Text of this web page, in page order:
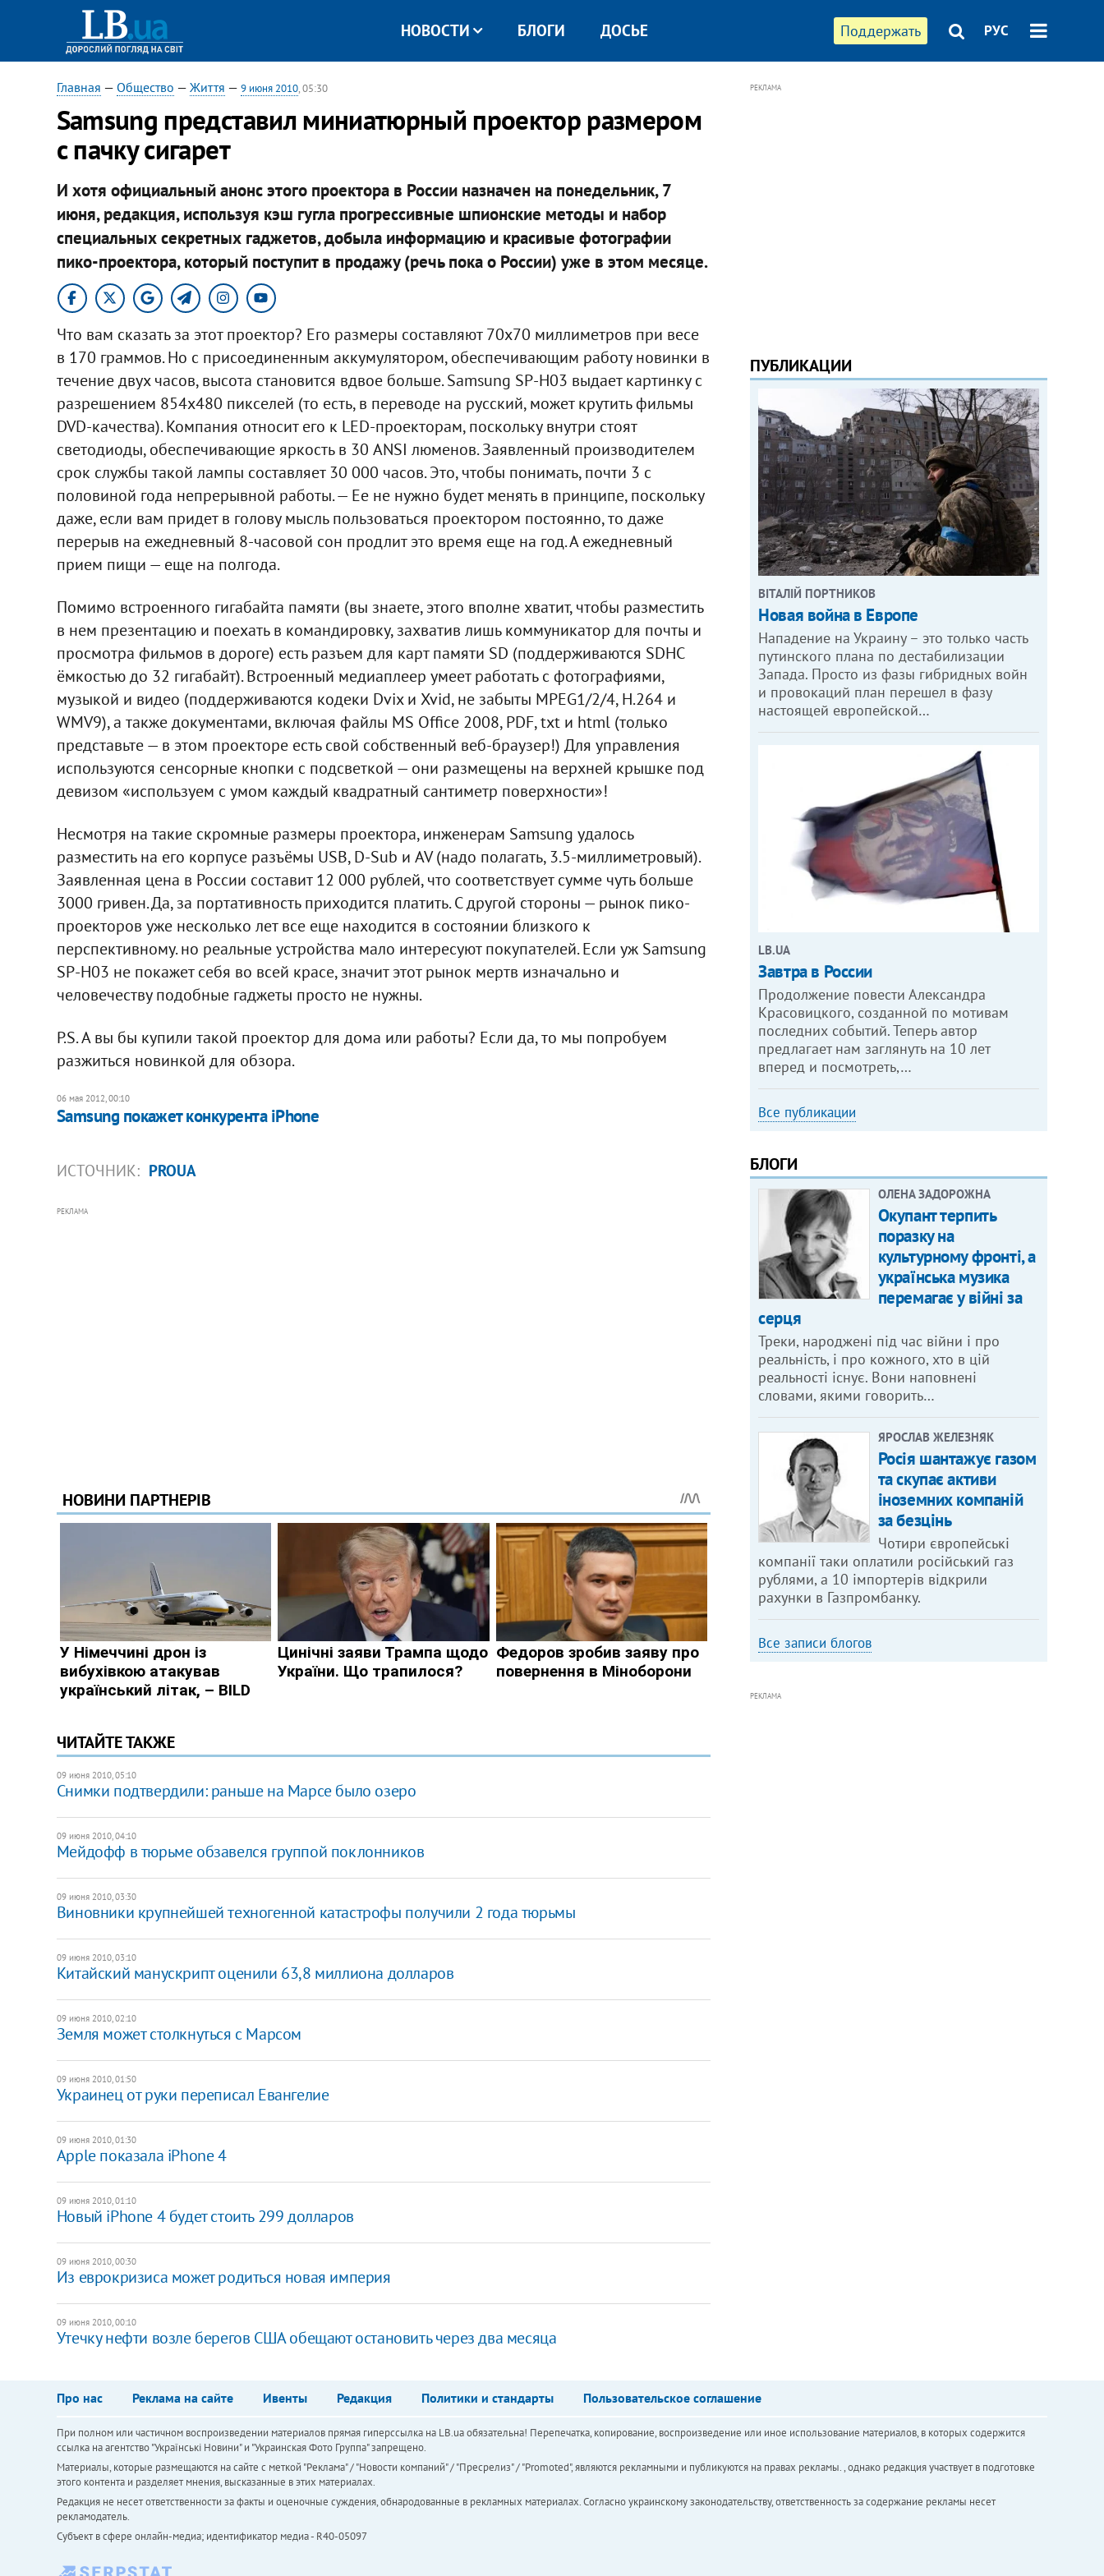
Поддержать РУС
НОВОСТИ БЛОГИ ДОСЬЕ
Главная — Общество — Життя — 9 июня 2010, 05:30
Samsung представил миниатюрный проектор размером
с пачку сигарет
И хотя официальный анонс этого проектора в России назначен на понедельник, 7
июня, редакция, используя кэш гугла прогрессивные шпионские методы и набор
специальных секретных гаджетов, добыла информацию и красивые фотографии
пико-проектора, который поступит в продажу (речь пока о России) уже в этом месяце.
Что вам сказать за этот проектор? Его размеры составляют 70х70 миллиметров при весе
в 170 граммов. Но с присоединенным аккумулятором, обеспечивающим работу новинки в
течение двух часов, высота становится вдвое больше. Samsung SP-H03 выдает картинку с
разрешением 854х480 пикселей (то есть, в переводе на русский, может крутить фильмы
DVD-качества). Компания относит его к LED-проекторам, поскольку внутри стоят
светодиоды, обеспечивающие яркость в 30 ANSI люменов. Заявленный производителем
срок службы такой лампы составляет 30 000 часов. Это, чтобы понимать, почти 3 с
половиной года непрерывной работы. — Ее не нужно будет менять в принципе, поскольку
даже, если вам придет в голову мысль пользоваться проектором постоянно, то даже
перерыв на ежедневный 8-часовой сон продлит это время еще на год. А ежедневный
прием пищи — еще на полгода.
Помимо встроенного гигабайта памяти (вы знаете, этого вполне хватит, чтобы разместить
в нем презентацию и поехать в командировку, захватив лишь коммуникатор для почты и
просмотра фильмов в дороге) есть разъем для карт памяти SD (поддерживаются SDHC
ёмкостью до 32 гигабайт). Встроенный медиаплеер умеет работать с фотографиями,
музыкой и видео (поддерживаются кодеки Dvix и Xvid, не забыты MPEG1/2/4, H.264 и
WMV9), а также документами, включая файлы MS Office 2008, PDF, txt и html (только
представьте — в этом проекторе есть свой собственный веб-браузер!) Для управления
используются сенсорные кнопки с подсветкой — они размещены на верхней крышке под
девизом «используем с умом каждый квадратный сантиметр поверхности»!
Несмотря на такие скромные размеры проектора, инженерам Samsung удалось
разместить на его корпусе разъёмы USB, D-Sub и AV (надо полагать, 3.5-миллиметровый).
Заявленная цена в России составит 12 000 рублей, что соответствует сумме чуть больше
3000 гривен. Да, за портативность приходится платить. С другой стороны — рынок пико-
проекторов уже несколько лет все еще находится в состоянии близкого к
перспективному. но реальные устройства мало интересуют покупателей. Если уж Samsung
SP-H03 не покажет себя во всей красе, значит этот рынок мертв изначально и
человечеству подобные гаджеты просто не нужны.
P.S. А вы бы купили такой проектор для дома или работы? Если да, то мы попробуем
разжиться новинкой для обзора.
06 мая 2012, 00:10
Samsung покажет конкурента iPhone
ИСТОЧНИК: PROUA
РЕКЛАМА
ЧИТАЙТЕ ТАКЖЕ
09 июня 2010, 05:10
Снимки подтвердили: раньше на Марсе было озеро
09 июня 2010, 04:10
Мейдофф в тюрьме обзавелся группой поклонников
09 июня 2010, 03:30
Виновники крупнейшей техногенной катастрофы получили 2 года тюрьмы
09 июня 2010, 03:10
Китайский манускрипт оценили 63,8 миллиона долларов
09 июня 2010, 02:10
Земля может столкнуться с Марсом
09 июня 2010, 01:50
Украинец от руки переписал Евангелие
09 июня 2010, 01:30
Apple показала iPhone 4
09 июня 2010, 01:10
Новый iPhone 4 будет стоить 299 долларов
09 июня 2010, 00:30
Из еврокризиса может родиться новая империя
09 июня 2010, 00:10
Утечку нефти возле берегов США обещают остановить через два месяца
РЕКЛАМА
ПУБЛИКАЦИИ
ВІТАЛІЙ ПОРТНИКОВ
Новая война в Европе
Нападение на Украину – это только часть
путинского плана по дестабилизации
Запада. Просто из фазы гибридных войн
и провокаций план перешел в фазу
настоящей европейской…
LB.UA
Завтра в России
Продолжение повести Александра
Красовицкого, созданной по мотивам
последних событий. Теперь автор
предлагает нам заглянуть на 10 лет
вперед и посмотреть,…
Все публикации
БЛОГИ
ОЛЕНА ЗАДОРОЖНА
Окупант терпить
поразку на
культурному фронті, а
українська музика
перемагає у війні за
серця
Треки, народжені під час війни і про
реальність, і про кожного, хто в цій
реальності існує. Вони наповнені
словами, якими говорить…
ЯРОСЛАВ ЖЕЛЕЗНЯК
Росія шантажує газом
та скупає активи
іноземних компаній
за безцінь
Чотири європейські
компанії таки оплатили російський газ
рублями, а 10 імпортерів відкрили
рахунки в Газпромбанку.
Все записи блогов
РЕКЛАМА
Про нас Реклама на сайте Ивенты Редакция Политики и стандарты Пользовательское соглашение
При полном или частичном воспроизведении материалов прямая гиперссылка на LB.ua обязательна! Перепечатка, копирование, воспроизведение или иное использование материалов, в которых содержится
ссылка на агентство "Українськi Новини" и "Украинская Фото Группа" запрещено.
Материалы, которые размещаются на сайте с меткой "Реклама" / "Новости компаний" / "Пресрелиз" / "Promoted", являются рекламными и публикуются на правах рекламы. , однако редакция участвует в подготовке
этого контента и разделяет мнения, высказанные в этих материалах.
Редакция не несет ответственности за факты и оценочные суждения, обнародованные в рекламных материалах. Согласно украинскому законодательству, ответственность за содержание рекламы несет
рекламодатель.
Субъект в сфере онлайн-медиа; идентификатор медиа - R40-05097